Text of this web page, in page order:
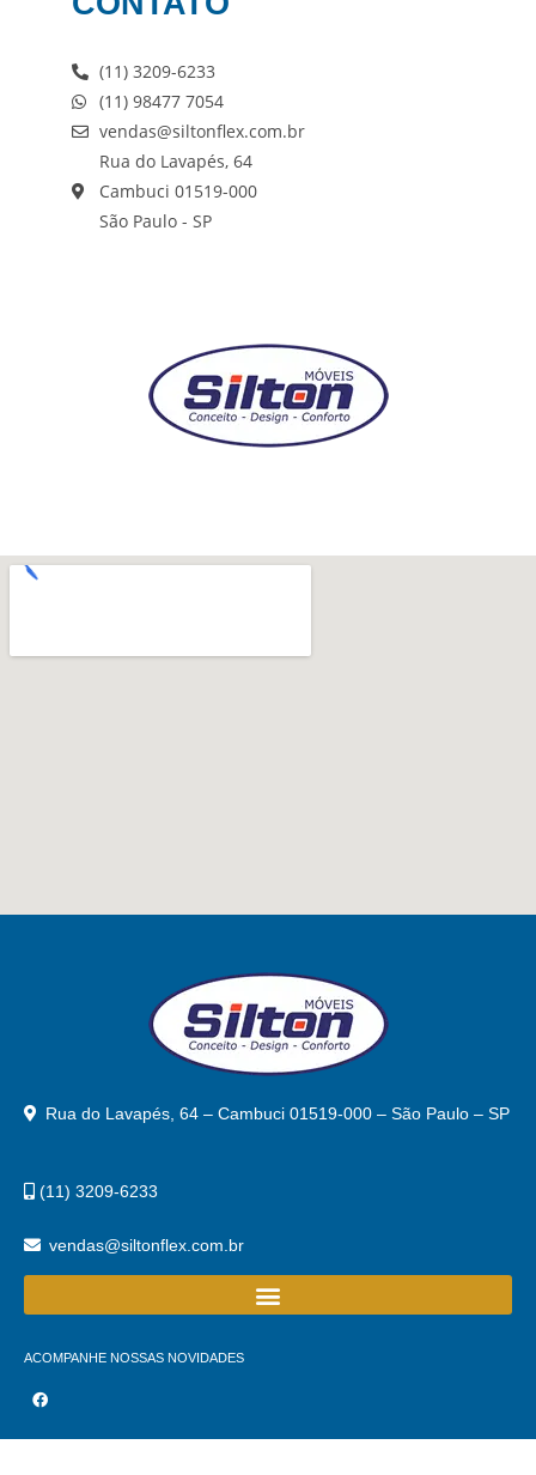
(11) 3209-6233
(11) 98477 7054
vendas@siltonflex.com.br
Rua do Lavapés, 64
Cambuci 01519-000
São Paulo - SP
Rua do Lavapés, 64 – Cambuci 01519-000 – São Paulo – SP
(11) 3209-6233
vendas@siltonflex.com.br
ACOMPANHE NOSSAS NOVIDADES